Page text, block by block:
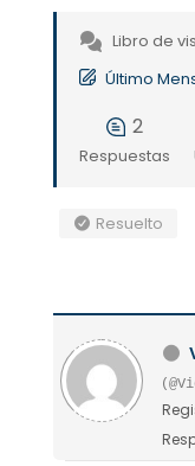
Libro de
Último
2
Respuestas
Resuelto